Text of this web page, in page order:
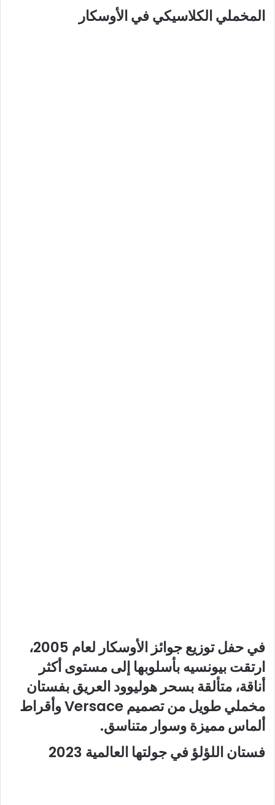
المخملي الكلاسيكي في الأوسكار
في حفل توزيع جوائز الأوسكار لعام 2005،
ارتقت بيونسيه بأسلوبها إلى مستوى أكثر
أناقة، متألقة بسحر هوليوود العريق بفستان
مخملي طويل من تصميم Versace وأقراط
ألماس مميزة وسوار متناسق.
فستان اللؤلؤ في جولتها العالمية 2023